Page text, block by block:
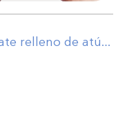
relleno de atún